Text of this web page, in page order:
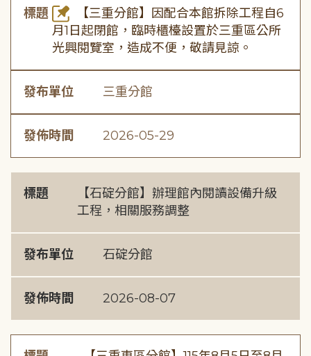
標題
【三重分館】因配合本館拆除工程自6
月1日起閉館，臨時櫃檯設置於三重區公所
光興閱覽室，造成不便，敬請見諒。
發布單位 三重分館
發佈時間 2026-05-29
標題
【石碇分館】辦理館內閱讀設備升級
工程，相關服務調整
發布單位 石碇分館
發佈時間 2026-08-07